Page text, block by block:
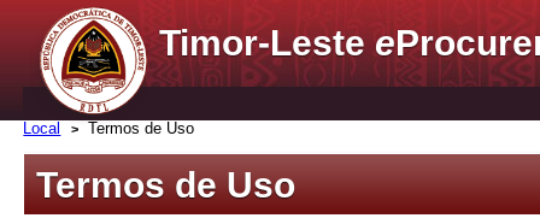
Timor-Lestee
Local Termos de Uso
Termos de Uso